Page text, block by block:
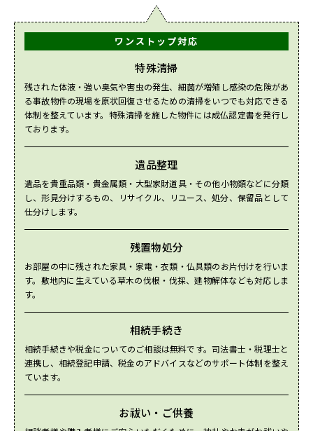
ワンストップ対応
特殊清掃
残された体液・強い臭気や害虫の発生、細菌が増殖し感染の危険があ
る事故物件の現場を原状回復させるための清掃をいつでも対応できる
体制を整えています。特殊清掃を施した物件には成仏認定書を発行し
ております。
遺品整理
遺品を貴重品類・貴金属類・大型家財道具・その他小物類などに分類
し、形見分けするもの、リサイクル、リユース、処分、保留品として
仕分けします。
残置物処分
お部屋の中に残された家具・家電・衣類・仏具類のお片付けを行いま
す。敷地内に生えている草木の伐根・伐採、建物解体なども対応しま
す。
相続手続き
相続手続きや税金についてのご相談は無料です。司法書士・税理士と
連携し、相続登記申請、税金のアドバイスなどのサポート体制を整え
ています。
お祓い・ご供養